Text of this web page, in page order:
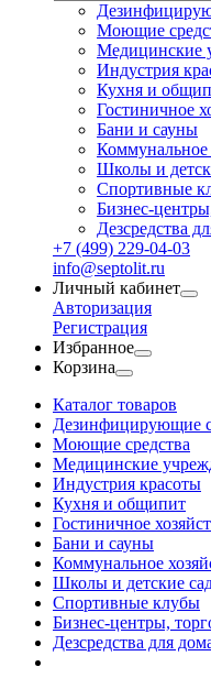
Моющие
Медицинские
Индустрия
Кухня и
Гостиничное
Бани и сауны
Коммунальное
Школы и
Спортивные
Бизнес-
Дезсредства
+7 (499) 229-04-03
info@septolit.ru
Личный кабинет
Авторизация
Регистрация
Избранное
Корзина
Каталог товаров
Дезинфицирующие
Моющие средства
Медицинские
Индустрия красоты
Кухня и общипит
Гостиничное
Бани и сауны
Коммунальное
Школы и детские
Спортивные клубы
Бизнес-центры,
Дезсредства для